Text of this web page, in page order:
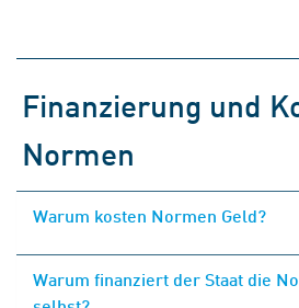
Finanzierung und
Normen
Warum kosten Normen Geld?
Warum finanziert der Staat die